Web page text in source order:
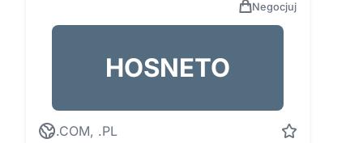
Negocjuj
HOSNETO
.COM, .PL